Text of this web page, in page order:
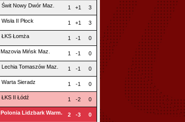
Świt Nowy Dwór Maz. 1 +1 3
Wisła II Płock 1 +1 3
ŁKS Łomża 1 -1 0
Mazovia Mińsk Maz. 1 -1 0
Lechia Tomaszów Maz. 1 -1 0
Warta Sieradz 1 -1 0
ŁKS II Łódź 1 -2 0
Polonia Lidzbark Warm. 2 -3 0